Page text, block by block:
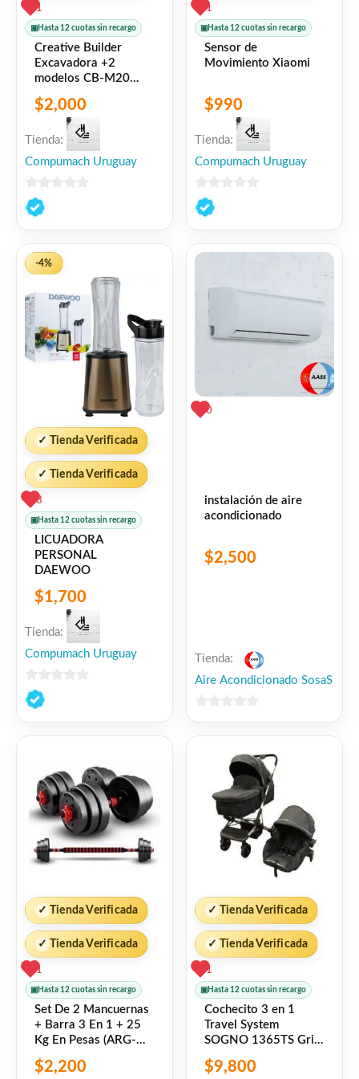
1
▣ Hasta 12 cuotas sin recargo
Creative Builder
Excavadora +2
modelos CB-M20
ENGINO
$2,000
Tienda:
Compumach Uruguay
0
de
1
▣ Hasta 12 cuotas sin recargo
Sensor de
Movimiento Xiaomi
$990
Tienda:
Compumach Uruguay
0
de
-4%
✓ Tienda Verificada
✓ Tienda Verificada
3
▣ Hasta 12 cuotas sin recargo
LICUADORA
PERSONAL
DAEWOO
$1,700
Tienda:
Compumach Uruguay
0
de
0
instalación de aire
acondicionado
$2,500
Tienda:
Aire Acondicionado SosaS
✓ Tienda Verificada
✓ Tienda Verificada
1
▣ Hasta 12 cuotas sin recargo
Set De 2 Mancuernas
+ Barra 3 En 1 + 25
Kg En Pesas (ARG-
007) Randers
$2,200
✓ Tienda Verificada
✓ Tienda Verificada
1
▣ Hasta 12 cuotas sin recargo
Cochecito 3 en 1
Travel System
SOGNO 1365TS Gris
Oscuro Tinok
$9,800